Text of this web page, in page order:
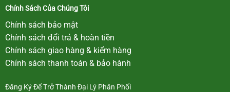
Chính Sách Của Chúng Tôi
Chính sách bảo mật
Chính sách đổi trả & hoàn tiền
Chính sách giao hàng & kiểm hàng
Chính sách thanh toán & bảo hành
Đăng Ký Để Trở Thành Đại Lý Phân Phối